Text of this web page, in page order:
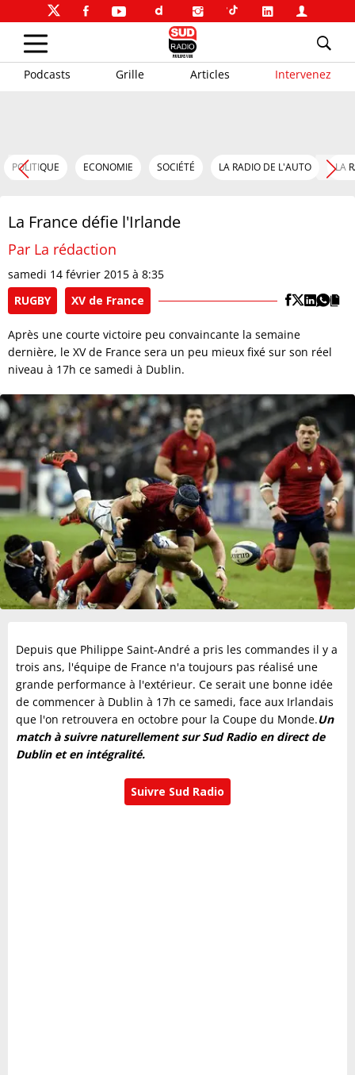
Podcasts Grille Articles Intervenez
POLITIQUE ECONOMIE SOCIÉTÉ LA RADIO DE L'AUTO LA
La France défie l'Irlande
Par La rédaction
samedi 14 février 2015 à 8:35
RUGBY
XV de France
Après une courte victoire peu convaincante la semaine
dernière, le XV de France sera un peu mieux fixé sur son réel
niveau à 17h ce samedi à Dublin.
Depuis que Philippe Saint-André a pris les commandes il y a
trois ans, l'équipe de France n'a toujours pas réalisé une
grande performance à l'extérieur. Ce serait une bonne idée
de commencer à Dublin à 17h ce samedi, face aux Irlandais
que l'on retrouvera en octobre pour la Coupe du Monde.Un
match à suivre naturellement sur Sud Radio en direct de
Dublin et en intégralité.
Suivre Sud Radio